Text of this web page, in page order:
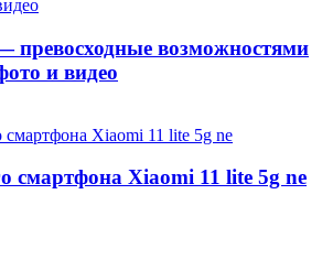
превосходные возможностями
и видео
смартфона Xiaomi 11 lite 5g ne